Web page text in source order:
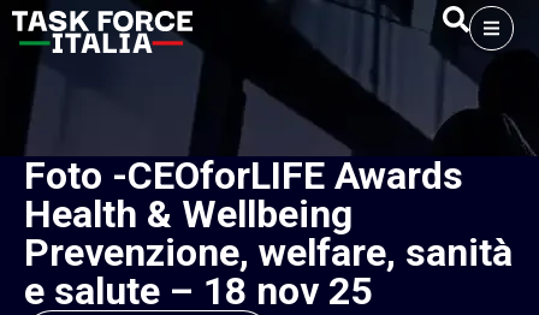
Foto -CEOforLIFE Awards
Health & Wellbeing
Prevenzione, welfare, sanità
e salute – 18 nov 25